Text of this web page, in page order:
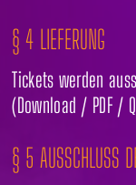
§ 4 LIEFERUNG
Tickets werden
(Download / PDF /
§ 5 AUSSCHLUSS